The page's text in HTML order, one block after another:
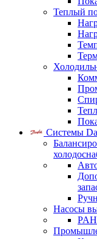
Теплый
Системы
Насосы
PAH